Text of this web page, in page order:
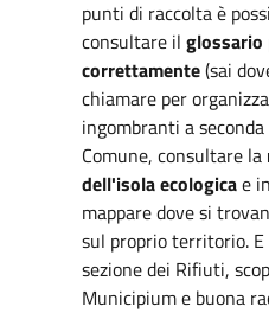
punti di raccolta è
consultare il glossario
correttamente(sai
chiamare per
ingombranti a
Comune, consultare la
dell'isola ecologicae
mappare dove si
sul proprio territorio.
sezione dei Rifiuti,
Municipium e buona